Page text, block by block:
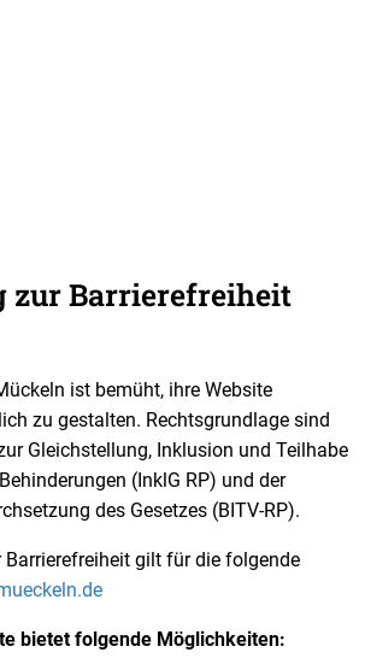
zur Barrierefreiheit
ist bemüht, ihre Website
zu gestalten. Rechtsgrundlage sind
Gleichstellung, Inklusion und Teilhabe
(InklG RP) und der
des Gesetzes (BITV-RP).
Barrierefreiheit gilt für die folgende
bietet folgende Möglichkeiten: